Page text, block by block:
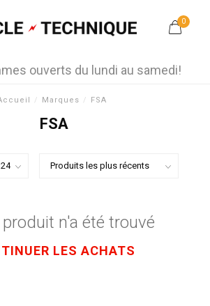
0
ouverts du lundi au samedi!
/ Marques / FSA
FSA
n'a été trouvé
LES ACHATS